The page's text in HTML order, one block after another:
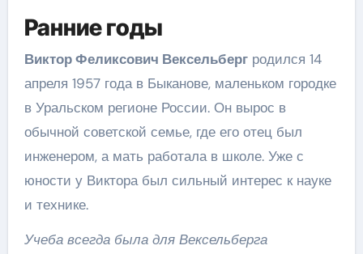
Ранние годы
Виктор Феликсович Вексельбергродился 14
апреля 1957 года в Быканове, маленьком городке
в Уральском регионе России. Он вырос в
обычной советской семье, где его отец был
инженером, а мать работала в школе. Уже с
юности у Виктора был сильный интерес к науке
и технике.
Учеба всегда была для Вексельберга